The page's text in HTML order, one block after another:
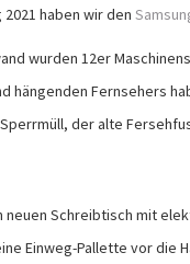
haben wir den
wurden 12er
hängenden Fernsehers
der alte
neuen Schreibtisch mit
Einweg-Pallette vor die